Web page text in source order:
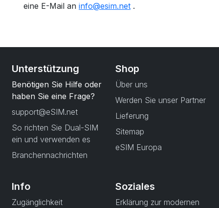
eine E-Mail an info@esim.net .
Unterstützung
Benötigen Sie Hilfe oder
haben Sie eine Frage?
support@eSIM.net
So richten Sie Dual-SIM
ein und verwenden es
Branchennachrichten
Shop
Über uns
Werden Sie unser Partner
Lieferung
Sitemap
eSIM Europa
Info
Zugänglichkeit
Soziales
Erklärung zur modernen